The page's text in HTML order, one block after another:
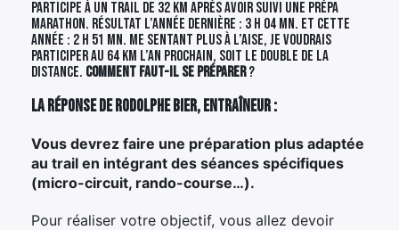
participe à un trail de 32 km après avoir suivi une prépa
marathon. Résultat l’année dernière : 3 h 04 mn. Et cette
année : 2 h 51 mn. Me sentant plus à l’aise, je voudrais
participer au 64 km l’an prochain, soit le double de la
distance. Comment faut-il se préparer?
La réponse de Rodolphe Bier, entraîneur :
Vous devrez faire une préparation plus adaptée
au trail en intégrant des séances spécifiques
(micro-circuit, rando-course…).
Pour réaliser votre objectif, vous allez devoir